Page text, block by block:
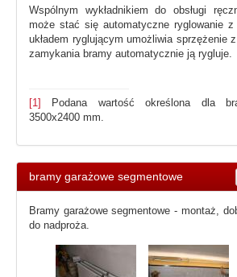
Wspólnym wykładnikiem do obsługi
może stać się automatyczne ryglowanie
układem ryglującym umożliwia sprzężenie
zamykania bramy automatycznie ją rygluje.
[1] Podana wartość określona dla
3500x2400 mm.
bramy garażowe segmentowe
Bramy garażowe segmentowe - montaż,
do nadproża.